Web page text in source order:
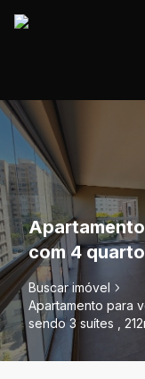
com 4
Buscar imóvel
Apartamento para
sendo 3 suítes ,